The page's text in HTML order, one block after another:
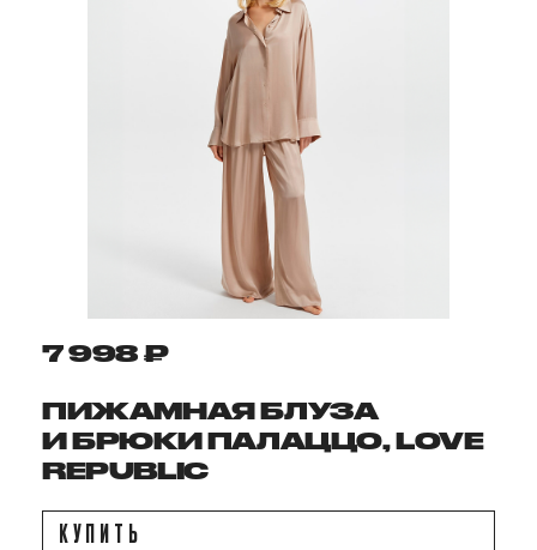
7 998 ₽
ПИЖАМНАЯ БЛУЗА
И БРЮКИ ПАЛАЦЦО, LOVE
REPUBLIC
КУПИТЬ